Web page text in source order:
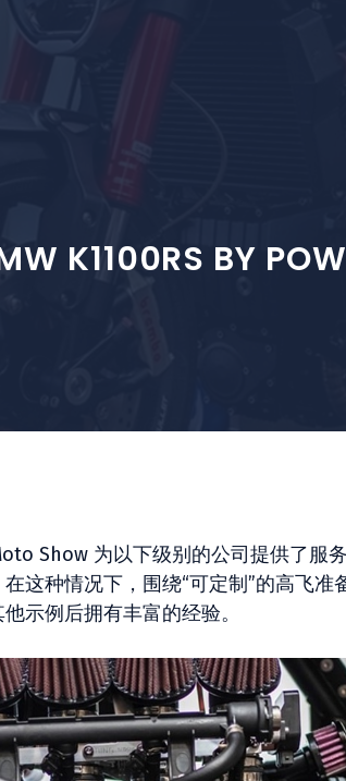
K1100RS BY
Show 为以下级别的公司提供了服务
这种情况下，围绕“可定制”的高飞准
示例后拥有丰富的经验。